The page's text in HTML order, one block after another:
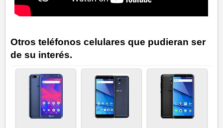
Otros teléfonos celulares que pudieran ser
de su interés.